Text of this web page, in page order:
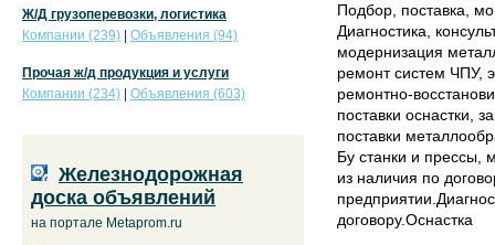
Подбор, поставка,
Диагностика,
модернизация
ремонт систем ЧПУ,
ремонтно-
поставки оснастки,
поставки
Бу станки и прессы,
из наличия по
договору.Оснастка
Ж/Д грузоперевозки, логистика
Компании (239)
Объявления (94)
Прочая ж/д продукция и услуги
Компании (234)
Объявления (603)
Железнодорожная
доска объявлений
на портале Metaprom.ru